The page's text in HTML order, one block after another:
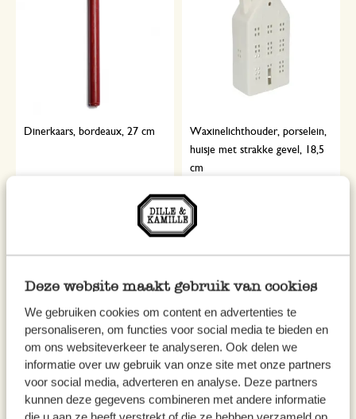
Deze website maakt gebruik van cookies
We gebruiken cookies om content en advertenties te
personaliseren, om functies voor social media te bieden en
om ons websiteverkeer te analyseren. Ook delen we
informatie over uw gebruik van onze site met onze partners
voor social media, adverteren en analyse. Deze partners
kunnen deze gegevens combineren met andere informatie
Dinerkaars, bordeaux, 27 cm
Waxinelichthouder, porselein,
huisje met strakke gevel, 18,5
cm
9,95
%